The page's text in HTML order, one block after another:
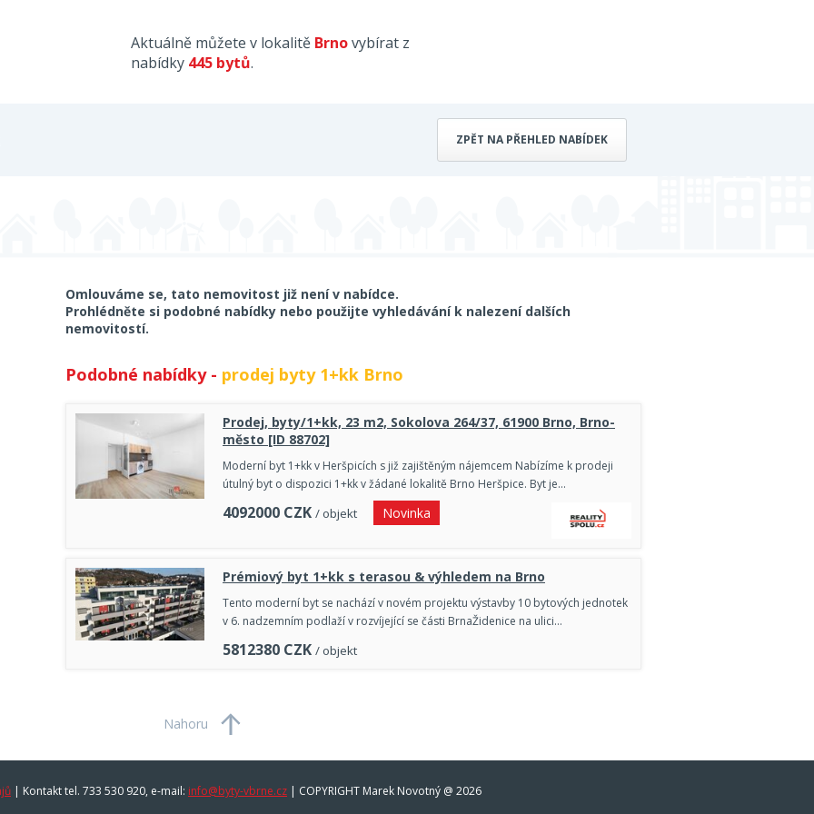
Aktuálně můžete v lokalitě Brnovybírat z
nabídky 445 bytů.
ZPĚT NA PŘEHLED NABÍDEK
Omlouváme se, tato nemovitost již není v nabídce.
Prohlédněte si podobné nabídky nebo použijte vyhledávání k nalezení dalších
nemovitostí.
Podobné nabídky - prodej byty 1+kk Brno
Prodej, byty/1+kk, 23 m2, Sokolova 264/37, 61900 Brno, Brno-
město [ID 88702]
Moderní byt 1+kk v Heršpicích s již zajištěným nájemcem Nabízíme k prodeji
útulný byt o dispozici 1+kk v žádané lokalitě Brno Heršpice. Byt je…
4092000 CZK / objekt Novinka
Prémiový byt 1+kk s terasou & výhledem na Brno
Tento moderní byt se nachází v novém projektu výstavby 10 bytových jednotek
v 6. nadzemním podlaží v rozvíjející se části BrnaŽidenice na ulici…
5812380 CZK / objekt
Nahoru
| Kontakt tel. 733 530 920, e-mail: info@byty-vbrne.cz | COPYRIGHT Marek Novotný @ 2026